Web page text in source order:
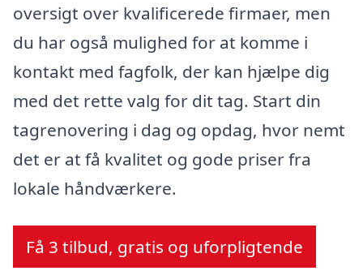
oversigt over kvalificerede firmaer, men
du har også mulighed for at komme i
kontakt med fagfolk, der kan hjælpe dig
med det rette valg for dit tag. Start din
tagrenovering i dag og opdag, hvor nemt
det er at få kvalitet og gode priser fra
lokale håndværkere.
Få 3 tilbud, gratis og uforpligtende